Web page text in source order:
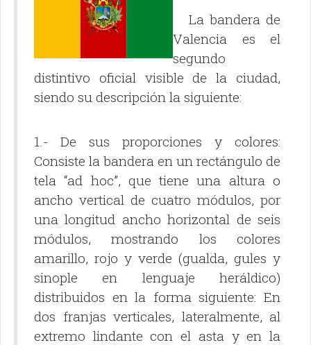
La bandera de
Valencia es el
segundo
distintivo oficial visible de la ciudad,
siendo su descripción la siguiente:
1.- De sus proporciones y colores:
Consiste la bandera en un rectángulo de
tela “ad hoc”, que tiene una altura o
ancho vertical de cuatro módulos, por
una longitud ancho horizontal de seis
módulos, mostrando los colores
amarillo, rojo y verde (gualda, gules y
sinople en lenguaje heráldico)
distribuidos en la forma siguiente: En
dos franjas verticales, lateralmente, al
extremo lindante con el asta y en la